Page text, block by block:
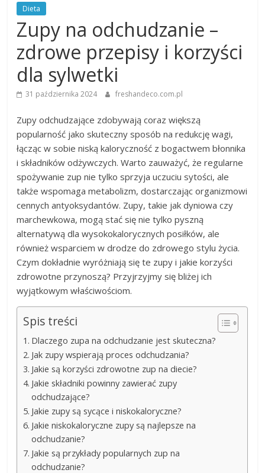
Dieta
Zupy na odchudzanie –
zdrowe przepisy i korzyści
dla sylwetki
31 października 2024 freshandeco.com.pl
Zupy odchudzające zdobywają coraz większą
popularność jako skuteczny sposób na redukcję wagi,
łącząc w sobie niską kaloryczność z bogactwem błonnika
i składników odżywczych. Warto zauważyć, że regularne
spożywanie zup nie tylko sprzyja uczuciu sytości, ale
także wspomaga metabolizm, dostarczając organizmowi
cennych antyoksydantów. Zupy, takie jak dyniowa czy
marchewkowa, mogą stać się nie tylko pyszną
alternatywą dla wysokokalorycznych posiłków, ale
również wsparciem w drodze do zdrowego stylu życia.
Czym dokładnie wyróżniają się te zupy i jakie korzyści
zdrowotne przynoszą? Przyjrzyjmy się bliżej ich
wyjątkowym właściwościom.
Spis treści
Dlaczego zupa na odchudzanie jest skuteczna?
Jak zupy wspierają proces odchudzania?
Jakie są korzyści zdrowotne zup na diecie?
Jakie składniki powinny zawierać zupy
odchudzające?
Jakie zupy są sycące i niskokaloryczne?
Jakie niskokaloryczne zupy są najlepsze na
odchudzanie?
Jakie są przykłady popularnych zup na
odchudzanie?